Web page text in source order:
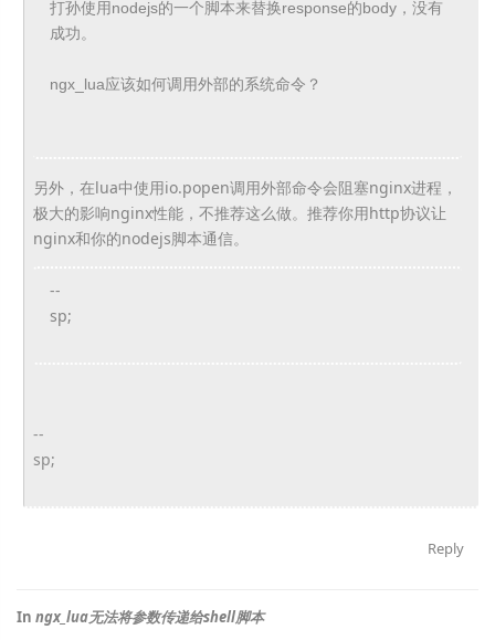
打孙使用nodejs的一个脚本来替换response的body，没有
成功。
ngx_lua应该如何调用外部的系统命令？
另外，在lua中使用io.popen调用外部命令会阻塞nginx进程，
极大的影响nginx性能，不推荐这么做。推荐你用http协议让
nginx和你的nodejs脚本通信。
--
sp;
--
sp;
Reply
In ngx_lua无法将参数传递给shell脚本